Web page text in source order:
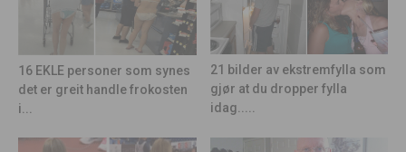
16 EKLE personer som synes
det er greit handle frokosten
i...
21 bilder av ekstremfylla som
gjør at du dropper fylla
idag.....